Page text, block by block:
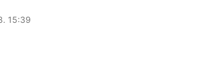
15:39